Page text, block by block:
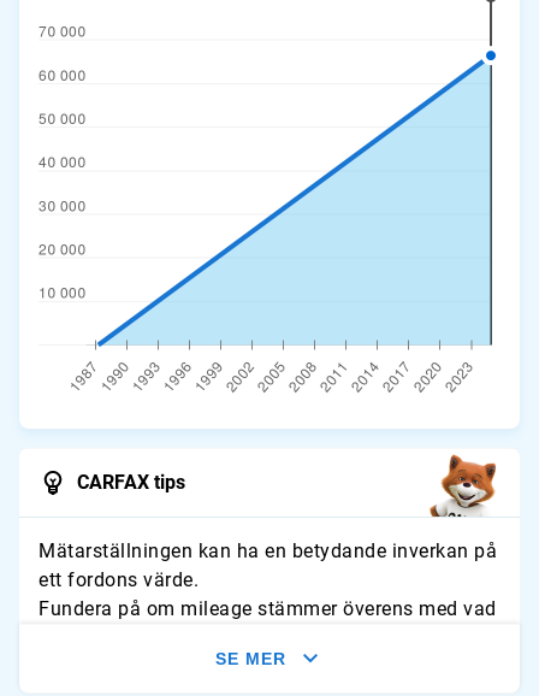
CARFAX tips
Mätarställningen kan ha en betydande inverkan på
ett fordons värde.
Fundera på om mileage stämmer överens med vad
slitage och jämför avläsningarna med typliga
SE MER